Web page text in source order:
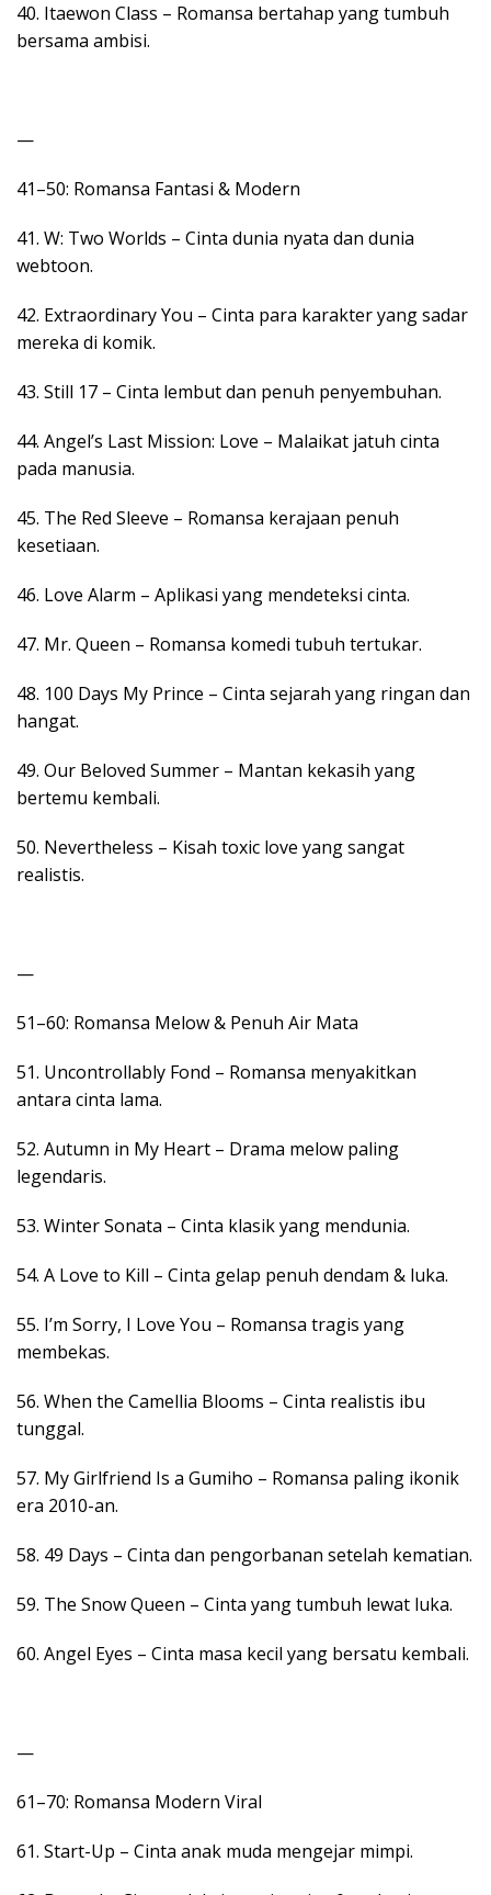
40. Itaewon Class – Romansa bertahap yang tumbuh
bersama ambisi.
—
41–50: Romansa Fantasi & Modern
41. W: Two Worlds – Cinta dunia nyata dan dunia
webtoon.
42. Extraordinary You – Cinta para karakter yang sadar
mereka di komik.
43. Still 17 – Cinta lembut dan penuh penyembuhan.
44. Angel’s Last Mission: Love – Malaikat jatuh cinta
pada manusia.
45. The Red Sleeve – Romansa kerajaan penuh
kesetiaan.
46. Love Alarm – Aplikasi yang mendeteksi cinta.
47. Mr. Queen – Romansa komedi tubuh tertukar.
48. 100 Days My Prince – Cinta sejarah yang ringan dan
hangat.
49. Our Beloved Summer – Mantan kekasih yang
bertemu kembali.
50. Nevertheless – Kisah toxic love yang sangat
realistis.
—
51–60: Romansa Melow & Penuh Air Mata
51. Uncontrollably Fond – Romansa menyakitkan
antara cinta lama.
52. Autumn in My Heart – Drama melow paling
legendaris.
53. Winter Sonata – Cinta klasik yang mendunia.
54. A Love to Kill – Cinta gelap penuh dendam & luka.
55. I’m Sorry, I Love You – Romansa tragis yang
membekas.
56. When the Camellia Blooms – Cinta realistis ibu
tunggal.
57. My Girlfriend Is a Gumiho – Romansa paling ikonik
era 2010-an.
58. 49 Days – Cinta dan pengorbanan setelah kematian.
59. The Snow Queen – Cinta yang tumbuh lewat luka.
60. Angel Eyes – Cinta masa kecil yang bersatu kembali.
—
61–70: Romansa Modern Viral
61. Start-Up – Cinta anak muda mengejar mimpi.